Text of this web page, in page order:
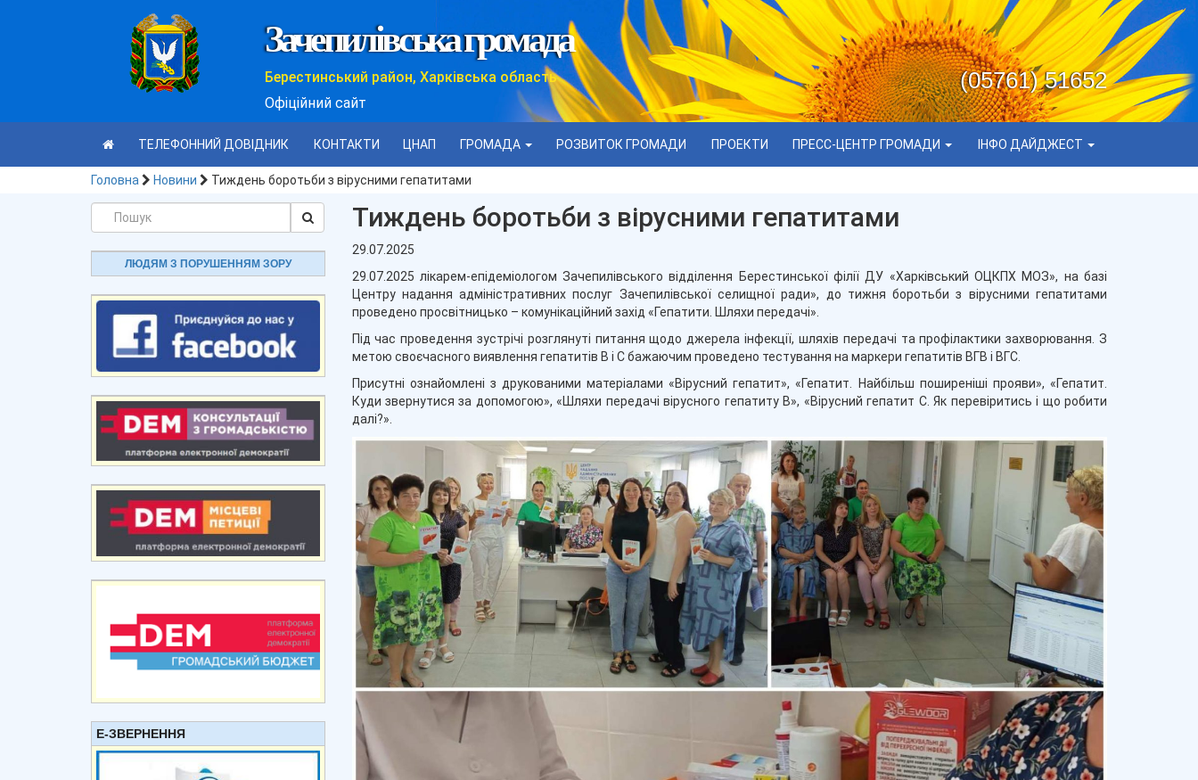
Зачепилівська громада
Берестинський район, Харківська область
Офіційний сайт
(05761) 51652
ТЕЛЕФОННИЙ ДОВІДНИК КОНТАКТИ ЦНАП ГРОМАДА РОЗВИТОК ГРОМАДИ ПРОЕКТИ ПРЕСС-ЦЕНТР ГРОМАДИ ІНФО ДАЙДЖЕСТ
Головна Новини Тиждень боротьби з вірусними гепатитами
ЛЮДЯМ З ПОРУШЕННЯМ ЗОРУ
Е-ЗВЕРНЕННЯ
Тиждень боротьби з вірусними гепатитами
29.07.2025
29.07.2025 лікарем-епідеміологом Зачепилівського відділення Берестинської філії ДУ «Харківський ОЦКПХ МОЗ», на базі
Центру надання адміністративних послуг Зачепилівської селищної ради», до тижня боротьби з вірусними гепатитами
проведено просвітницько – комунікаційний захід «Гепатити. Шляхи передачі».
Під час проведення зустрічі розглянуті питання щодо джерела інфекції, шляхів передачі та профілактики захворювання. З
метою своєчасного виявлення гепатитів В і С бажаючим проведено тестування на маркери гепатитів ВГВ і ВГС.
Присутні ознайомлені з друкованими матеріалами «Вірусний гепатит», «Гепатит. Найбільш поширеніші прояви», «Гепатит.
Куди звернутися за допомогою», «Шляхи передачі вірусного гепатиту В», «Вірусний гепатит С. Як перевіритись і що робити
далі?».